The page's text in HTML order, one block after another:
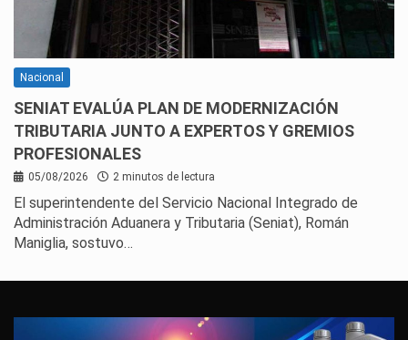
Nacional
SENIAT EVALÚA PLAN DE MODERNIZACIÓN
TRIBUTARIA JUNTO A EXPERTOS Y GREMIOS
PROFESIONALES
05/08/2026 2 minutos de lectura
El superintendente del Servicio Nacional Integrado de
Administración Aduanera y Tributaria (Seniat), Román
Maniglia, sostuvo…